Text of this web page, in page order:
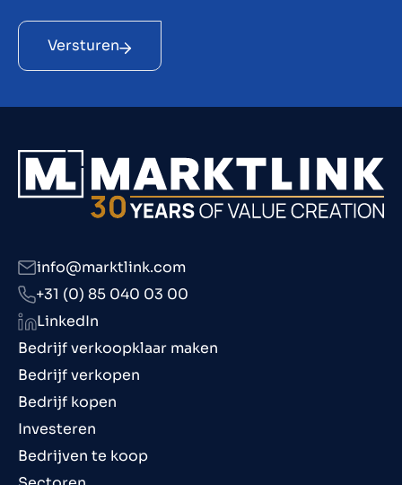
Versturen
Bedrijf verkoopklaar maken
Bedrijf verkopen
Bedrijf kopen
Investeren
Bedrijven te koop
info@marktlink.com
+31 (0) 85 040 03 00
LinkedIn